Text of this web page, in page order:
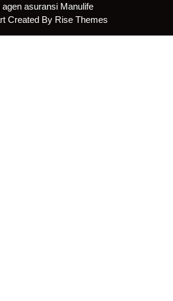
agen asuransi Manulife
Created By Rise Themes